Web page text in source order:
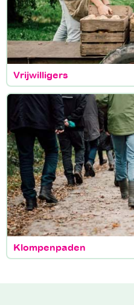
Vrijwilligers
Klompenpaden